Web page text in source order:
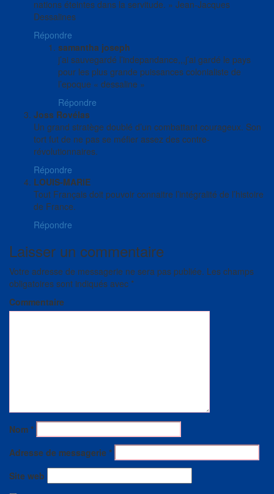
nations éteintes dans la servitude. » Jean-Jacques
Dessalines
Répondre
samantha joseph
j’ai sauvegardé l’indepandance,,,j’ai gardé le pays
pour les plus grande puissances colonialiste de
l’epoque « dessaline »
Répondre
Joss Rovélas
Un grand stratège doublé d’un combattant courageux. Son
tort fut de ne pas se méfier assez des contre-
révolutionnaires.
Répondre
LOUIS-MARIE
Tout Français doit pouvoir connaitre l’intégralité de l’histoire
de France.
Répondre
Laisser un commentaire
Votre adresse de messagerie ne sera pas publiée. Les champs
obligatoires sont indiqués avec *
Commentaire
Nom *
Adresse de messagerie *
Site web